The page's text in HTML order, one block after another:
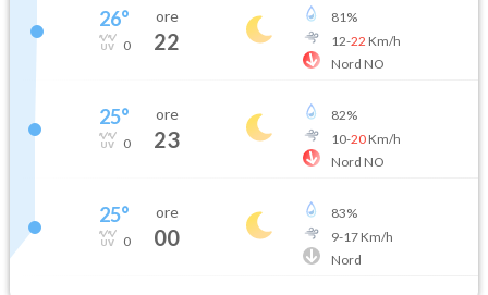
26°
0
ore
22
81%
12-22 Km/h
Nord NO
25°
0
ore
23
82%
10-20Km/h
Nord NO
25°
0
ore
00
83%
9-17Km/h
Nord